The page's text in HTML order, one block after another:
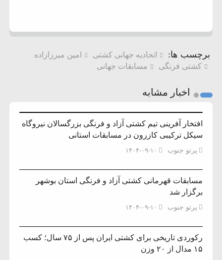
برچسب ها: اتحادیه جهانی کشتی
امین میرزازاده
کشتی فرنگی
مسابقات جهانی
اخبار مشابه
افتخار آفرینی تیم کشتی آزاد و فرنگی بزرگسالان نیروگاه
سیکل ترکیبی کازرون در مسابقات استانی
پرتو جنوب ۱۴۰۴-۰۹-۱۰
مسابقات قهرمانی کشتی آزاد و فرنگی استان بوشهر
برگزار شد
پرتو جنوب ۱۴۰۴-۰۹-۱۰
رکوردی تاریخی برای کشتی ایران پس از ۷۵ سال؛ کسب
۱۵ مدال از ۲۰ وزن